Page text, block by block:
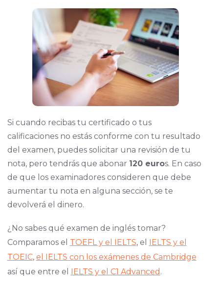
Si cuando recibas tu certificado o tus
calificaciones no estás conforme con tu resultado
del examen, puedes solicitar una revisión de tu
nota, pero tendrás que abonar 120 euros. En caso
de que los examinadores consideren que debe
aumentar tu nota en alguna sección, se te
devolverá el dinero.
¿No sabes qué examen de inglés tomar?
Comparamos el TOEFL y el IELTS, el IELTS y el
TOEIC, el IELTS con los exámenes de Cambridge
así que entre el IELTS y el C1 Advanced .